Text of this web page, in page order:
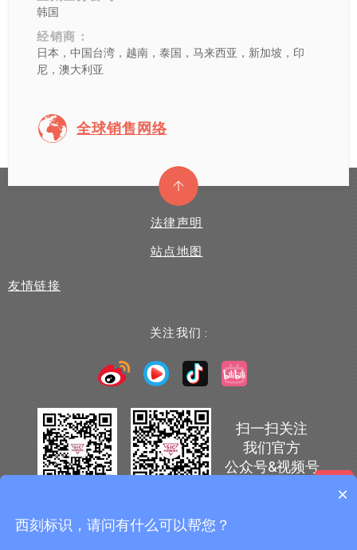
韩国
经销商：
日本，中国台湾，越南，泰国，马来西亚，新加坡，印
尼，澳大利亚
全球销售网络
法律声明
站点地图
友情链接
关注我们 :
扫一扫关注
我们官方
公众号&视频号
© 西刻标识设备（上海）有限公司沪ICP备13002146号-1
×
西刻标识，请问有什么可以帮您？